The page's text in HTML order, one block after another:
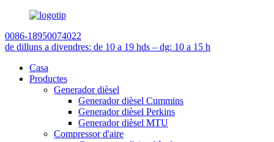
0086-18950074022
de dilluns a divendres: de 10 a 19 hds – dg: 10 a 15 h
Casa
Productes
Generador dièsel
Generador dièsel Cummins
Generador dièsel Perkins
Generador dièsel MTU
Compressor d'aire